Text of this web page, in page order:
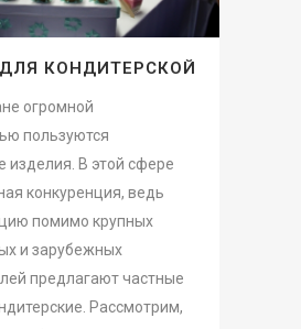
КОНДИТЕРСКОЙ
огромной
пользуются
изделия. В этой сфере
конкуренция, ведь
помимо крупных
и зарубежных
предлагают частные
Рассмотрим,